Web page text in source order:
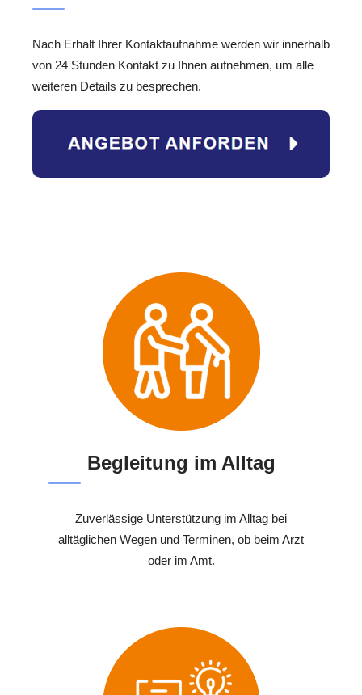
Nach Erhalt Ihrer Kontaktaufnahme werden wir innerhalb
von 24 Stunden Kontakt zu Ihnen aufnehmen, um alle
weiteren Details zu besprechen.
Begleitung im Alltag
Zuverlässige Unterstützung im Alltag bei
alltäglichen Wegen und Terminen, ob beim Arzt
oder im Amt.